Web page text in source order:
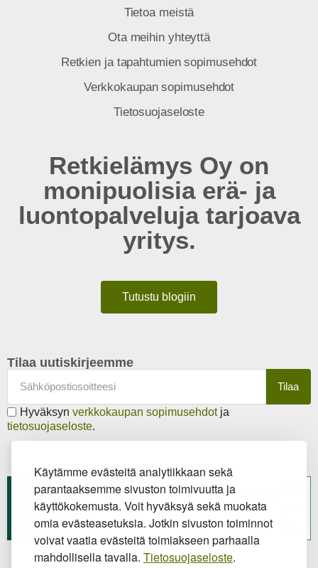
Käytämme evästeitä analytiikkaan sekä
parantaaksemme sivuston toimivuutta ja
käyttökokemusta. Voit hyväksyä sekä muokata
omia evästeasetuksia. Jotkin sivuston toiminnot
voivat vaatia evästeitä toimiakseen parhaalla
mahdollisella tavalla. Tietosuojaseloste.
Tietoa meistä
Ota meihin yhteyttä
Retkien ja tapahtumien sopimusehdot
Verkkokaupan sopimusehdot
Tietosuojaseloste
Retkielämys Oy on
monipuolisia erä- ja
luontopalveluja tarjoava
yritys.
Tutustu blogiin
Tilaa uutiskirjeemme
Tilaa
Hyväksyn verkkokaupan sopimusehdotja
tietosuojaseloste.